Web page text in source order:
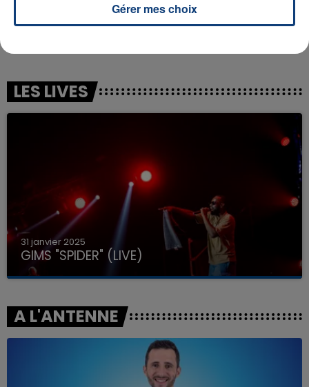
LES LIVES
31 janvier 2025
GIMS "SPIDER" (LIVE)
A L'ANTENNE
Gérer mes choix